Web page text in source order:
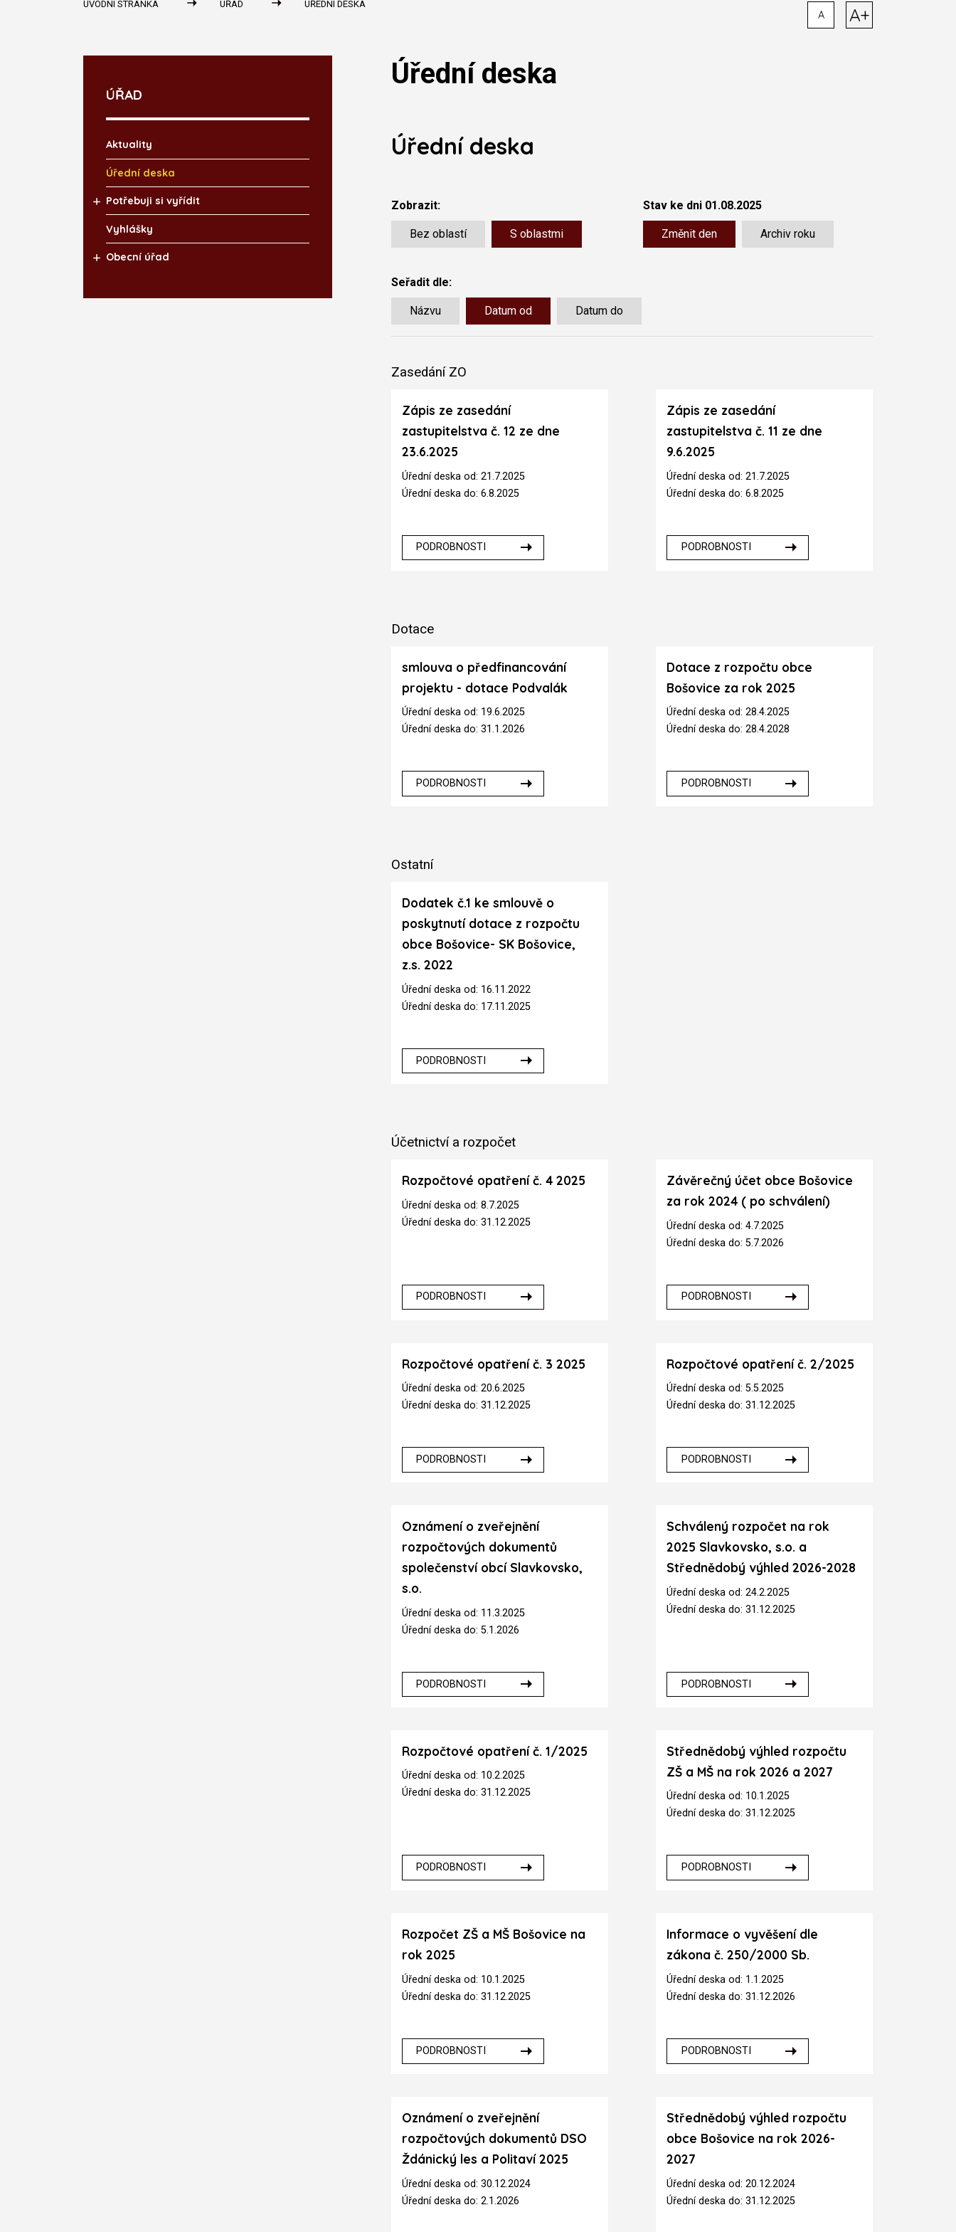
ÚVODNÍ STRÁNKA ÚŘAD ÚŘEDNÍ DESKA
A A+
Úřední deska
Úřední deska
Zobrazit:
Bez oblastí S oblastmi
Stav ke dni 01.08.2025
Změnit den Archiv roku
Seřadit dle:
Názvu Datum od Datum do
Zasedání ZO
Zápis ze zasedání
zastupitelstva č. 12 ze dne
23.6.2025
Úřední deska od: 21.7.2025
Úřední deska do: 6.8.2025
PODROBNOSTI
Zápis ze zasedání
zastupitelstva č. 11 ze dne
9.6.2025
Úřední deska od: 21.7.2025
Úřední deska do: 6.8.2025
PODROBNOSTI
Dotace
smlouva o předfinancování
projektu - dotace Podvalák
Úřední deska od: 19.6.2025
Úřední deska do: 31.1.2026
PODROBNOSTI
Dotace z rozpočtu obce
Bošovice za rok 2025
Úřední deska od: 28.4.2025
Úřední deska do: 28.4.2028
PODROBNOSTI
Ostatní
Dodatek č.1 ke smlouvě o
poskytnutí dotace z rozpočtu
obce Bošovice- SK Bošovice,
z.s. 2022
Úřední deska od: 16.11.2022
Úřední deska do: 17.11.2025
PODROBNOSTI
Účetnictví a rozpočet
Rozpočtové opatření č. 4 2025
Úřední deska od: 8.7.2025
Úřední deska do: 31.12.2025
PODROBNOSTI
Závěrečný účet obce Bošovice
za rok 2024 ( po schválení)
Úřední deska od: 4.7.2025
Úřední deska do: 5.7.2026
PODROBNOSTI
Rozpočtové opatření č. 3 2025
Úřední deska od: 20.6.2025
Úřední deska do: 31.12.2025
PODROBNOSTI
Rozpočtové opatření č. 2/2025
Úřední deska od: 5.5.2025
Úřední deska do: 31.12.2025
PODROBNOSTI
Oznámení o zveřejnění
rozpočtových dokumentů
společenství obcí Slavkovsko,
s.o.
Úřední deska od: 11.3.2025
Úřední deska do: 5.1.2026
PODROBNOSTI
Schválený rozpočet na rok
2025 Slavkovsko, s.o. a
Střednědobý výhled 2026-2028
Úřední deska od: 24.2.2025
Úřední deska do: 31.12.2025
PODROBNOSTI
Rozpočtové opatření č. 1/2025
Úřední deska od: 10.2.2025
Úřední deska do: 31.12.2025
PODROBNOSTI
Střednědobý výhled rozpočtu
ZŠ a MŠ na rok 2026 a 2027
Úřední deska od: 10.1.2025
Úřední deska do: 31.12.2025
PODROBNOSTI
Rozpočet ZŠ a MŠ Bošovice na
rok 2025
Úřední deska od: 10.1.2025
Úřední deska do: 31.12.2025
PODROBNOSTI
Informace o vyvěšení dle
zákona č. 250/2000 Sb.
Úřední deska od: 1.1.2025
Úřední deska do: 31.12.2026
PODROBNOSTI
Oznámení o zveřejnění
rozpočtových dokumentů DSO
Ždánický les a Politaví 2025
Úřední deska od: 30.12.2024
Úřední deska do: 2.1.2026
Střednědobý výhled rozpočtu
obce Bošovice na rok 2026-
2027
Úřední deska od: 20.12.2024
Úřední deska do: 31.12.2025
ÚŘAD
Aktuality
Úřední deska
Potřebuji si vyřídit
Vyhlášky
Obecní úřad